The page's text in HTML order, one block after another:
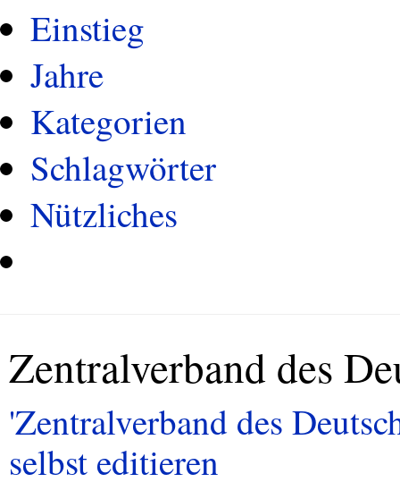
Einstieg
Jahre
Kategorien
Schlagwörter
Nützliches
Zentralverband des
'Zentralverband des
selbst editieren